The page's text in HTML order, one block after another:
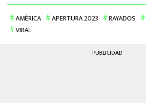
AMÉRICA APERTURA 2023 RAYADOS
VIRAL
PUBLICIDAD